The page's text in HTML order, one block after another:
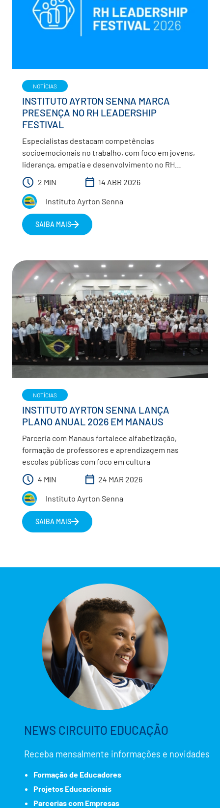
NOTÍCIAS
INSTITUTO AYRTON SENNA MARCA
PRESENÇA NO RH LEADERSHIP
FESTIVAL
Especialistas destacam competências
socioemocionais no trabalho, com foco em jovens,
liderança, empatia e desenvolvimento no RH
Leadership Festival 2026.
2 MIN 14 ABR 2026
Instituto Ayrton Senna
SAIBA MAIS
NOTÍCIAS
INSTITUTO AYRTON SENNA LANÇA
PLANO ANUAL 2026 EM MANAUS
Parceria com Manaus fortalece alfabetização,
formação de professores e aprendizagem nas
escolas públicas com foco em cultura
4 MIN
24 MAR 2026
Instituto Ayrton Senna
SAIBA MAIS
NEWS CIRCUITO EDUCAÇÃO
Receba mensalmente informações e novidades
Formação de Educadores
Projetos Educacionais
Parcerias com Empresas